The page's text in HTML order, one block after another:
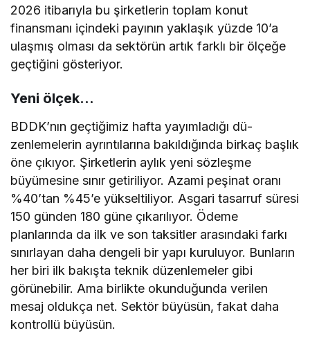
2026 itibarıyla bu şirketlerin toplam ko­nut
finansmanı içindeki payının yaklaşık yüzde 10’a
ulaşmış olması da sektörün artık farklı bir ölçeğe
geçtiğini gösteriyor.
Yeni ölçek…
BDDK’nın geçtiğimiz hafta yayımladığı dü­
zenlemelerin ayrıntılarına bakıldığında birkaç başlık
öne çıkıyor. Şirketlerin aylık yeni söz­leşme
büyümesine sınır getiriliyor. Azami pe­şinat oranı
%40’tan %45’e yükseltiliyor. Asga­ri tasarruf süresi
150 günden 180 güne çıkarı­lıyor. Ödeme
planlarında da ilk ve son taksitler arasındaki farkı
sınırlayan daha dengeli bir ya­pı kuruluyor. Bunların
her biri ilk bakışta tek­nik düzenlemeler gibi
görünebilir. Ama birlikte okunduğunda verilen
mesaj oldukça net. Sektör büyüsün, fakat daha
kontrollü büyüsün.